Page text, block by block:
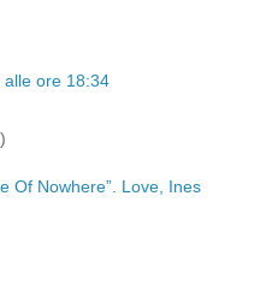
ore 18:34
Of Nowhere”. Love, Ines